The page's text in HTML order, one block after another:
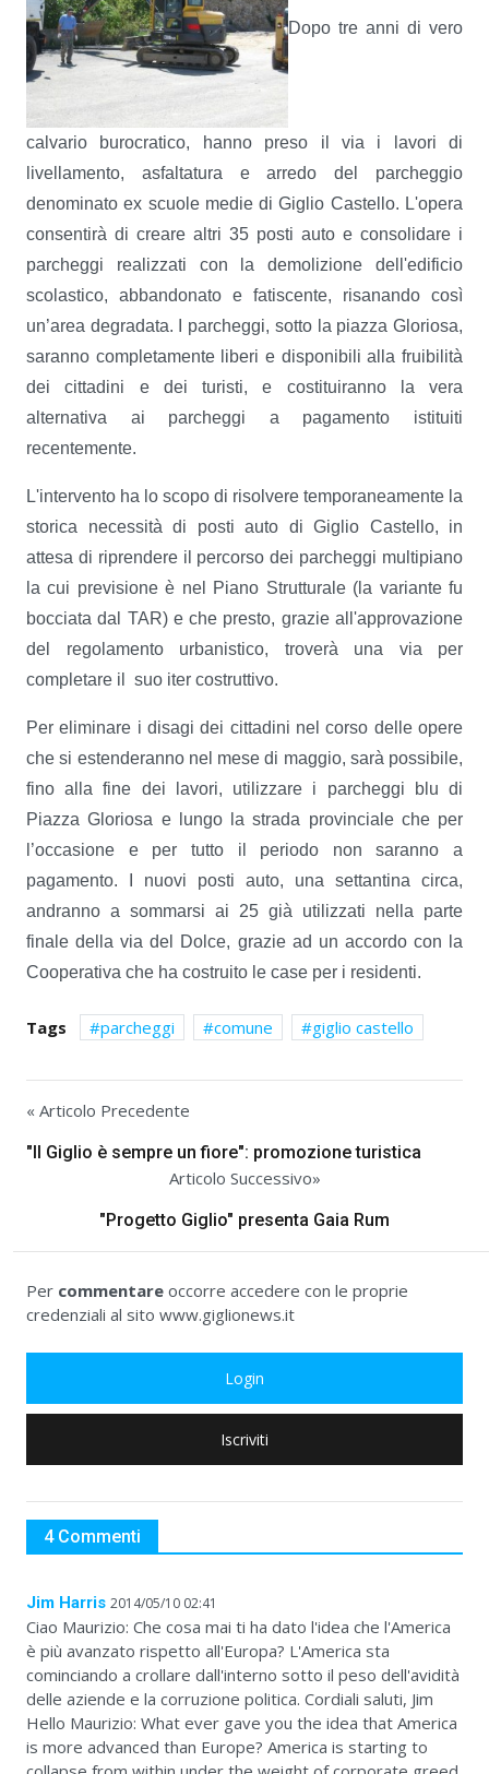
Dopo tre anni di vero
calvario burocratico, hanno preso il via i lavori di
livellamento, asfaltatura e arredo del parcheggio
denominato ex scuole medie di Giglio Castello. L'opera
consentirà di creare altri 35 posti auto e consolidare i
parcheggi realizzati con la demolizione dell'edificio
scolastico, abbandonato e fatiscente, risanando così
un’area degradata. I parcheggi, sotto la piazza Gloriosa,
saranno completamente liberi e disponibili alla fruibilità
dei cittadini e dei turisti, e costituiranno la vera
alternativa ai parcheggi a pagamento istituiti
recentemente.
L'intervento ha lo scopo di risolvere temporaneamente la
storica necessità di posti auto di Giglio Castello, in
attesa di riprendere il percorso dei parcheggi multipiano
la cui previsione è nel Piano Strutturale (la variante fu
bocciata dal TAR) e che presto, grazie all'approvazione
del regolamento urbanistico, troverà una via per
completare il suo iter costruttivo.
Per eliminare i disagi dei cittadini nel corso delle opere
che si estenderanno nel mese di maggio, sarà possibile,
fino alla fine dei lavori, utilizzare i parcheggi blu di
Piazza Gloriosa e lungo la strada provinciale che per
l’occasione e per tutto il periodo non saranno a
pagamento. I nuovi posti auto, una settantina circa,
andranno a sommarsi ai 25 già utilizzati nella parte
finale della via del Dolce, grazie ad un accordo con la
Cooperativa che ha costruito le case per i residenti.
Tags parcheggi comune giglio castello
« Articolo Precedente
"Il Giglio è sempre un fiore": promozione turistica
Articolo Successivo»
"Progetto Giglio" presenta Gaia Rum
Per commentare occorre accedere con le proprie
credenziali al sito www.giglionews.it
Login
Iscriviti
4 Commenti
Jim Harris 2014/05/10 02:41
Ciao Maurizio: Che cosa mai ti ha dato l'idea che l'America
è più avanzato rispetto all'Europa? L'America sta
cominciando a crollare dall'interno sotto il peso dell'avidità
delle aziende e la corruzione politica. Cordiali saluti, Jim
Hello Maurizio: What ever gave you the idea that America
is more advanced than Europe? America is starting to